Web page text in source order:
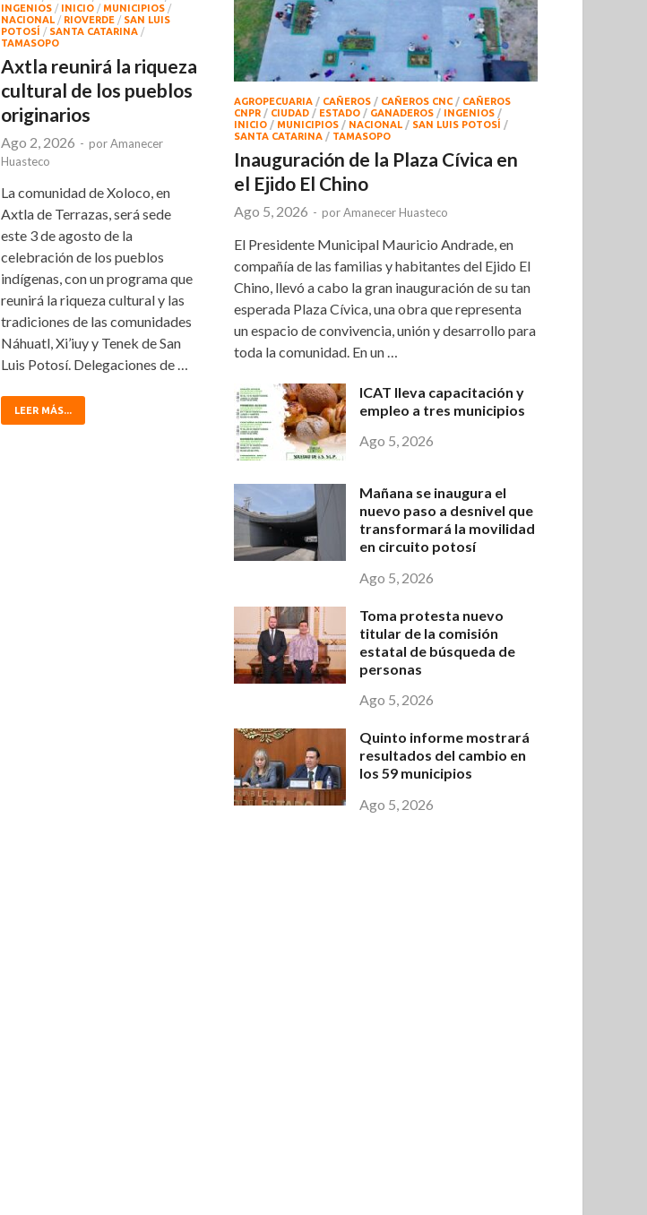
INGENIOS / INICIO / MUNICIPIOS /
NACIONAL / RIOVERDE / SAN LUIS
POTOSÍ / SANTA CATARINA /
TAMASOPO
Axtla reunirá la riqueza
cultural de los pueblos
originarios
Ago 2, 2026 - porAmanecer
Huasteco
La comunidad de Xoloco, en
Axtla de Terrazas, será sede
este 3 de agosto de la
celebración de los pueblos
indígenas, con un programa que
reunirá la riqueza cultural y las
tradiciones de las comunidades
Náhuatl, Xi’iuy y Tenek de San
Luis Potosí. Delegaciones de …
LEER MÁS...
AGROPECUARIA / CAÑEROS / CAÑEROS CNC / CAÑEROS
CNPR / CIUDAD / ESTADO / GANADEROS / INGENIOS /
INICIO / MUNICIPIOS / NACIONAL / SAN LUIS POTOSÍ /
SANTA CATARINA / TAMASOPO
Inauguración de la Plaza Cívica en
el Ejido El Chino
Ago 5, 2026 - porAmanecer Huasteco
El Presidente Municipal Mauricio Andrade, en
compañía de las familias y habitantes del Ejido El
Chino, llevó a cabo la gran inauguración de su tan
esperada Plaza Cívica, una obra que representa
un espacio de convivencia, unión y desarrollo para
toda la comunidad. En un …
ICAT lleva capacitación y
empleo a tres municipios
Ago 5, 2026
Mañana se inaugura el
nuevo paso a desnivel que
transformará la movilidad
en circuito potosí
Ago 5, 2026
Toma protesta nuevo
titular de la comisión
estatal de búsqueda de
personas
Ago 5, 2026
Quinto informe mostrará
resultados del cambio en
los 59 municipios
Ago 5, 2026